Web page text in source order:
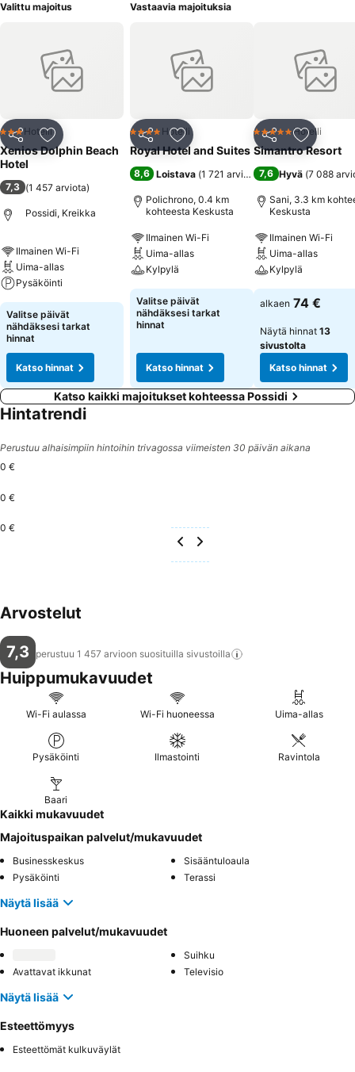
Valittu majoitus
Jaa Lisää suosikkeihin
3 Tähtiluokitus
Hotelli
Xenios Dolphin Beach
Hotel
7,3 (1 457 arviota)
Possidi, Kreikka
Ilmainen Wi-Fi
Uima-allas
Pysäköinti
Valitse päivät
nähdäksesi tarkat
hinnat
Katso hinnat
Vastaavia majoituksia
Jaa Lisää suosikkeihin
4 Tähtiluokitus
Hotelli
Royal Hotel and Suites
8,6 Loistava (1 721 arviota )
Polichrono, 0.4 km
kohteesta Keskusta
Ilmainen Wi-Fi
Uima-allas
Kylpylä
Valitse päivät
nähdäksesi tarkat
hinnat
Katso hinnat
Jaa Lisää
5 Tähtiluokitus
Hotelli
Simantro Resort
7,6 Hyvä (7 088
Sani, 3.3 km
Keskusta
Ilmainen Wi-Fi
Uima-allas
Kylpylä
alkaen 74 €
Näytä hinnat 13
sivustolta
Katso hinnat
Katso kaikki majoitukset kohteessa Possidi
Hintatrendi
Perustuu alhaisimpiin hintoihin trivagossa viimeisten 30 päivän aikana
0 €
0 €
0 €
Arvostelut
7,3 perustuu 1 457 arvioon suosituilla sivustoilla
Huippumukavuudet
Wi-Fi aulassa Wi-Fi huoneessa Uima-allas
Pysäköinti Ilmastointi Ravintola
Baari
Kaikki mukavuudet
Majoituspaikan palvelut/mukavuudet
Businesskeskus
Sisääntuloaula
Pysäköinti
Terassi
Näytä lisää
Huoneen palvelut/mukavuudet
Suihku
Avattavat ikkunat
Televisio
Näytä lisää
Esteettömyys
Esteettömät kulkuväylät